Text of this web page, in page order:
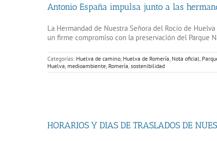
Antonio España impulsa junto a las
La Hermandad de Nuestra Señora del Rocío de
un firme compromiso con la preservación del Parque
Categorías: Huelva de camino Huelva de Romería Nota oficial
Huelva medioambiente Romería sostenibilidad
HORARIOS Y DIAS DE TRASLADOS DE